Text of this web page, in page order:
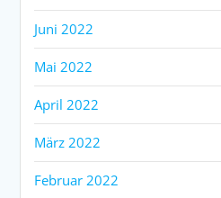
Juni 2022
Mai 2022
April 2022
März 2022
Februar 2022